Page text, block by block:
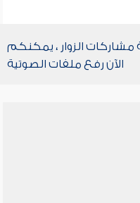
الزوار ، يمكنكم
الآن رفع ملفات الصوتية